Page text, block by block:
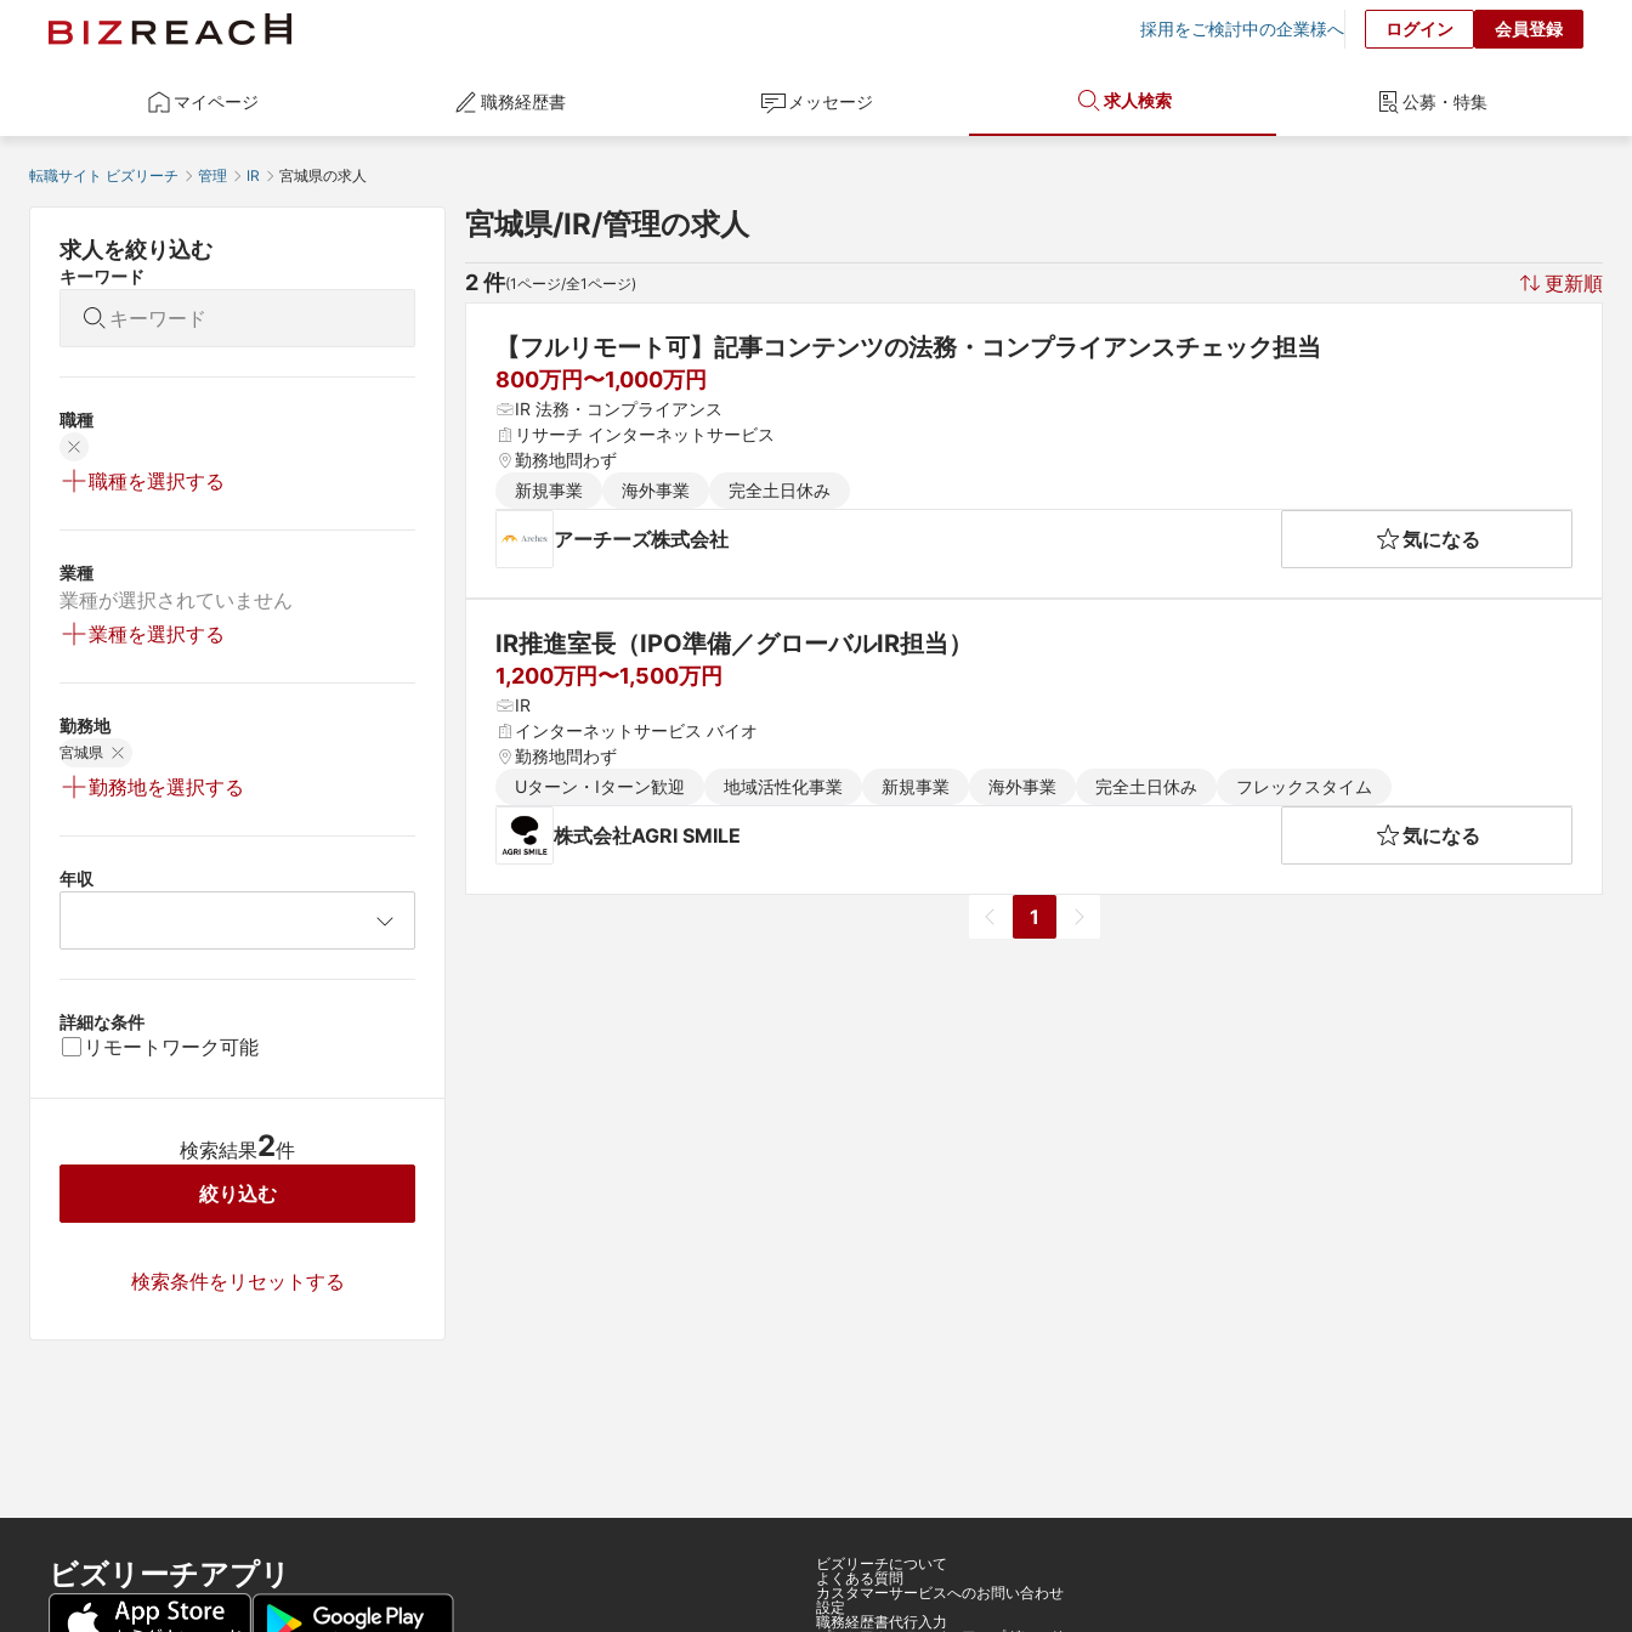
採用をご検討中の企業様へ ログイン 会員登録
マイページ 職務経歴書 メッセージ 求人検索 公募・特集
転職サイト ビズリーチ 管理 IR 宮城県の求人
求人を絞り込む
キーワード
職種
職種を選択する
業種
業種が選択されていません
業種を選択する
勤務地
宮城県
勤務地を選択する
年収
詳細な条件
リモートワーク可能
検索結果2件
絞り込む
検索条件をリセットする
宮城県/IR/管理の求人
2 件(1ページ/全1ページ) 更新順
【フルリモート可】記事コンテンツの法務・コンプライアンスチェック担当
800万円〜1,000万円
IR 法務・コンプライアンス
リサーチ インターネットサービス
勤務地問わず
新規事業
海外事業 完全土日休み
アーチーズ株式会社 気になる
IR推進室長（IPO準備／グローバルIR担当）
1,200万円〜1,500万円
IR
インターネットサービス バイオ
勤務地問わず
Uターン・Iターン歓迎
地域活性化事業 新規事業 海外事業 完全土日休み フレックスタイム
株式会社AGRI SMILE 気になる
1
ビズリーチアプリ
ビズリーチについて
よくある質問
カスタマーサービスへのお問い合わせ
設定
職務経歴書代行入力